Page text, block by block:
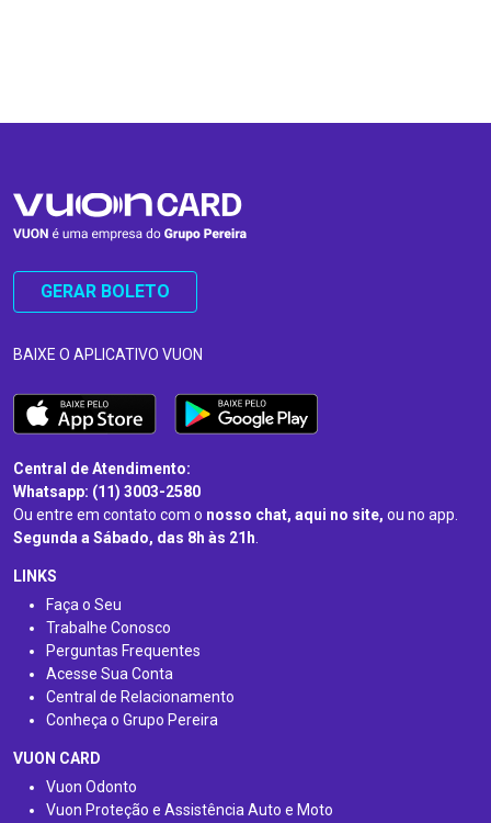
GERAR BOLETO
BAIXE O APLICATIVO VUON
Central de Atendimento:
Whatsapp: (11) 3003-2580
Ou entre em contato com o nosso chat, aqui no site, ou no app.
Segunda a Sábado, das 8h às 21h.
LINKS
Faça o Seu
Trabalhe Conosco
Perguntas Frequentes
Acesse Sua Conta
Central de Relacionamento
Conheça o Grupo Pereira
VUON CARD
Vuon Odonto
Vuon Proteção e Assistência Auto e Moto